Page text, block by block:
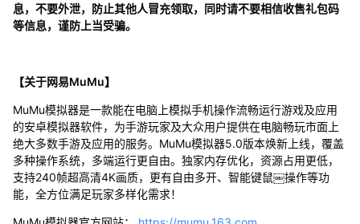
息，不要外泄，防止其他人冒充领取，同时请不要相信收售礼包码
等信息，谨防上当受骗。
【关于网易MuMu】
MuMu模拟器是一款能在电脑上模拟手机操作流畅运行游戏及应用
的安卓模拟器软件，为手游玩家及大众用户提供在电脑畅玩市面上
绝大多数手游及应用的服务。MuMu模拟器5.0版本焕新上线，覆盖
多种操作系统，多端运行更自由。独家内存优化，资源占用更低，
支持240帧超高清4K画质，更有自由多开、智能键鼠￼操作等功
能，全方位满足玩家多样化需求！